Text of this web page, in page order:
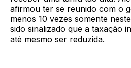
afirmou ter se reunido com o
menos 10 vezes somente
sido sinalizado que a taxação
até mesmo ser reduzida.